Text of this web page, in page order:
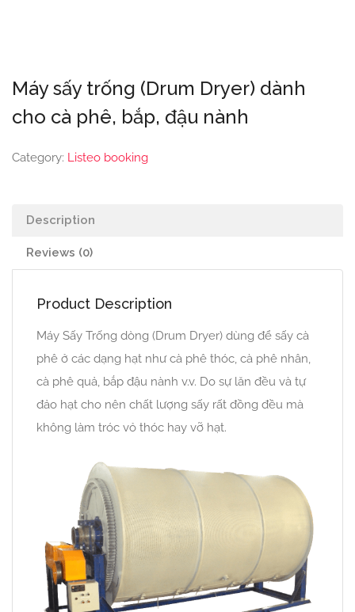
Máy sấy trống (Drum Dryer) dành
cho cà phê, bắp, đậu nành
Category: Listeo booking
Description
Reviews (0)
Product Description
Máy Sấy Trống dòng (Drum Dryer) dùng để sấy cà
phê ở các dạng hạt như cà phê thóc, cà phê nhân,
cà phê quả, bắp đậu nành v.v. Do sự lăn đều và tự
đảo hạt cho nên chất lượng sấy rất đồng đều mà
không làm tróc vỏ thóc hay vỡ hạt.